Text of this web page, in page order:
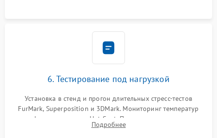
6. Тестирование под нагрузкой
Установка в стенд и прогон длительных стресс-тестов
FurMark, Superposition и 3DMark. Мониторинг температур
графического чипа и Hot Spot. Проверка на отсутствие
артефактов изображения, вылетов драйвера и зависаний.
Подробнее